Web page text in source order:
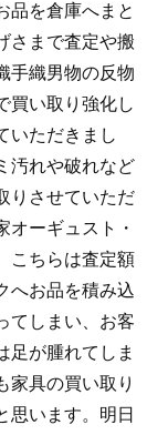
品を倉庫へまと
さまで査定や搬
手織男物の反物
買い取り強化し
いただきまし
汚れや破れなど
りさせていただ
オーギュスト・
こちらは査定額
へお品を積み込
てしまい、お客
足が腫れてしま
家具の買い取り
思います。明日